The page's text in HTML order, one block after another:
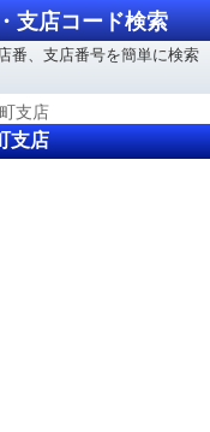
支店コード検索
番、支店番号を簡単に検索
支店
支店